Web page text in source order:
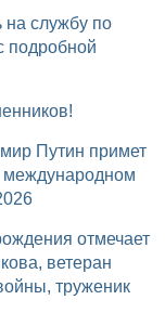
подробной
международном
ветеран
труженик